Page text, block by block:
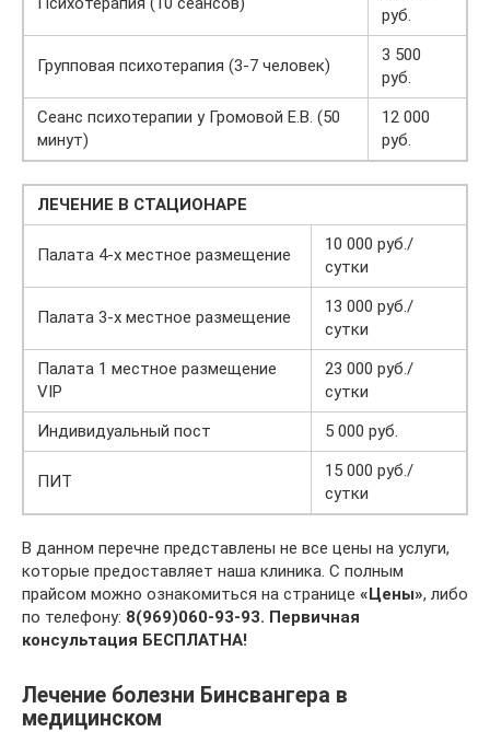
руб.
Групповая психотерапия (3-7 человек)
3 500
руб.
Сеанс психотерапии у Громовой Е.В. (50
минут)
12 000
руб.
ЛЕЧЕНИЕ В СТАЦИОНАРЕ
Палата 4-х местное размещение
10 000 руб./
сутки
Палата 3-х местное размещение
13 000 руб./
сутки
Палата 1 местное размещение
VIP
23 000 руб./
сутки
Индивидуальный пост
5 000 руб.
ПИТ
15 000 руб./
сутки
В данном перечне представлены не все цены на услуги,
которые предоставляет наша клиника. С полным
прайсом можно ознакомиться на странице «Цены», либо
по телефону: 8(969)060-93-93. Первичная
консультация БЕСПЛАТНА!
Лечение болезни Бинсвангера в
медицинском